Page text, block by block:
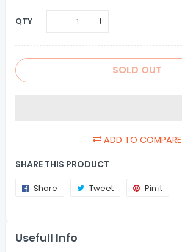
QTY
SOLD OUT
ADD TO COMPARE
SHARE THIS PRODUCT
Share
Share Tweet
Tweet Pin it
Usefull Info